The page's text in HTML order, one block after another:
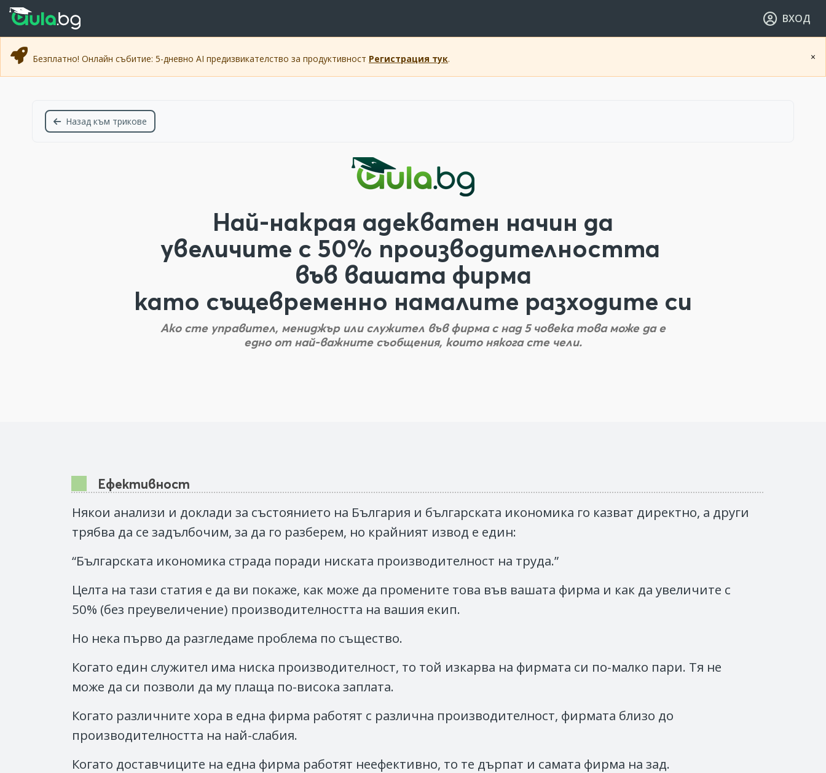
Прескочи към основното съдържание
Прескочи към навигацията
ВХОД
×
Безплатно! Онлайн събитие: 5-дневно AI предизвикателство за продуктивност Регистрация тук.
Назад към трикове
Най-накрая адекватен начин да
увеличите с 50% производителността
във вашата фирма
като същевременно намалите разходите си
Ако сте управител, мениджър или служител във фирма с над 5 човека това може да е
едно от най-важните съобщения, които някога сте чели.
Ефективност
Някои анализи и доклади за състоянието на България и българската икономика го казват директно, а други
трябва да се задълбочим, за да го разберем, но крайният извод е един:
“Българската икономика страда поради ниската производителност на труда.”
Целта на тази статия е да ви покаже, как може да промените това във вашата фирма и как да увеличите с
50% (без преувеличение) производителността на вашия екип.
Но нека първо да разгледаме проблема по същество.
Когато един служител има ниска производителност, то той изкарва на фирмата си по-малко пари. Тя не
може да си позволи да му плаща по-висока заплата.
Когато различните хора в една фирма работят с различна производителност, фирмата близо до
производителността на най-слабия.
Когато доставчиците на една фирма работят неефективно, то те дърпат и самата фирма на зад.